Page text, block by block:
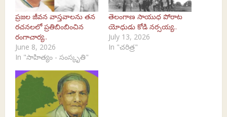
ప్రజల జీవన వాస్తవాలను తన
రచనలలో ప్రతిబింబించిన
రంగాచార్య..
June 8, 2026
In "సాహిత్యం - సంస్కృతి"
తెలంగాణ సాయుధ పోరాట
యోధుడు కోడి నర్సయ్య..
July 13, 2026
In "చరిత్ర"